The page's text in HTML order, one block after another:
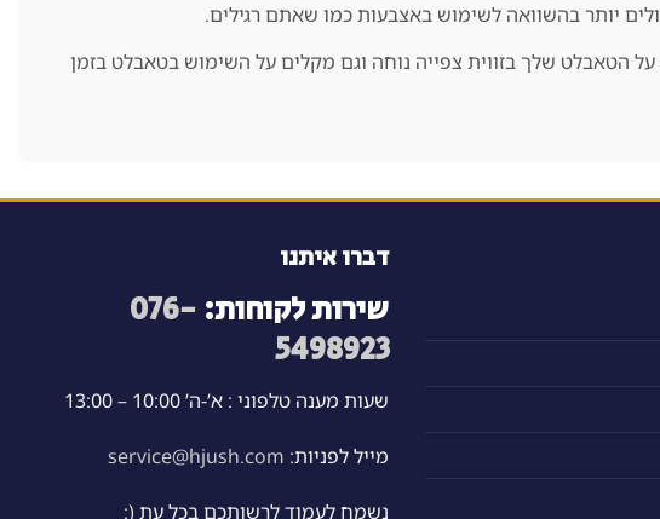
יותר בהשוואה לשימוש באצבעות כמו שאתם רגילים.
הטאבלט שלך בזווית צפייה נוחה וגם מקלים על השימוש בטאבלט בזמן
דברו איתנו
שירות לקוחות: 076-
5498923
שעות מענה טלפוני : א’-ה’ 10:00 – 13:00
מייל לפניות: service@hjush.com
נשמח לעמוד לרשותכם בכל עת (: